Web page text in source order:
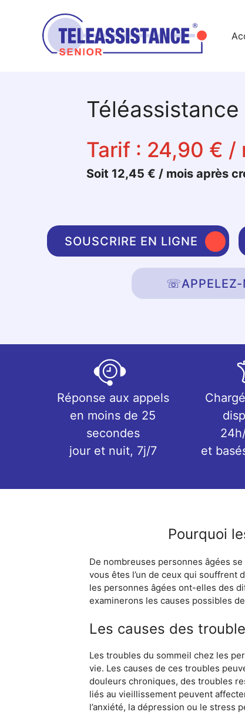
Tarif : 24,90 € /
Soit 12,45 € / mois après
SOUSCRIRE EN LIGNE
☏
Réponse aux appels
en moins de 25
secondes
jour et nuit, 7j/7
et
Pourquoi
De nombreuses personnes âgées
vous êtes l’un de ceux qui souffrent
les personnes âgées ont-elles des
examinerons les causes possibles
Les causes des
Les troubles du sommeil chez les
vie. Les causes de ces troubles
douleurs chroniques, des troubles
liés au vieillissement peuvent
l’anxiété, la dépression ou le stress